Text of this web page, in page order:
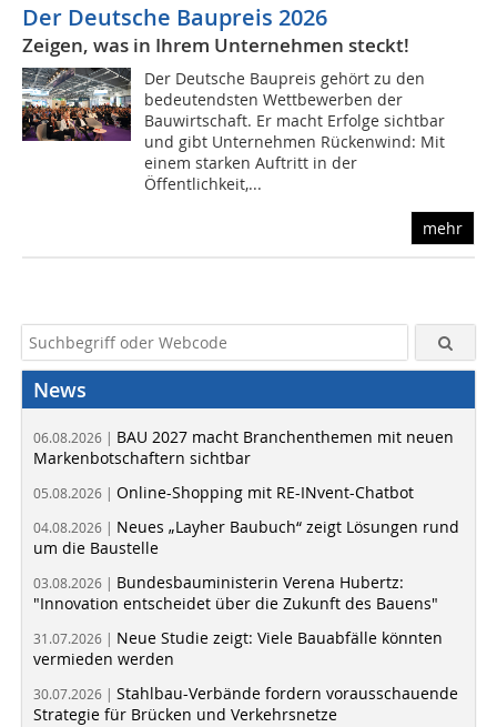
Der Deutsche Baupreis 2026
Zeigen, was in Ihrem Unternehmen steckt!
Der Deutsche Baupreis gehört zu den
bedeutendsten Wettbewerben der
Bauwirtschaft. Er macht Erfolge sichtbar
und gibt Unternehmen Rückenwind: Mit
einem starken Auftritt in der
Öffentlichkeit,...
mehr
News
06.08.2026 | BAU 2027 macht Branchenthemen mit neuen
Markenbotschaftern sichtbar
05.08.2026 | Online-Shopping mit RE-INvent-Chatbot
04.08.2026 | Neues „Layher Baubuch“ zeigt Lösungen rund
um die Baustelle
03.08.2026 | Bundesbauministerin Verena Hubertz:
"Innovation entscheidet über die Zukunft des Bauens"
31.07.2026 | Neue Studie zeigt: Viele Bauabfälle könnten
vermieden werden
30.07.2026 | Stahlbau-Verbände fordern vorausschauende
Strategie für Brücken und Verkehrsnetze